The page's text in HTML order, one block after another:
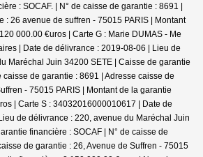
: SOCAF. | N° de caisse de garantie : 8691 |
: 26 avenue de suffren - 75015 PARIS | Montant
000.00 €uros | Carte G : Marie DUMAS - Me
| Date de délivrance : 2019-08-06 | Lieu de
Maréchal Juin 34200 SETE | Caisse de garantie
caisse de garantie : 8691 | Adresse caisse de
- 75015 PARIS | Montant de la garantie
| Carte S : 34032016000010617 | Date de
de délivrance : 220, avenue du Maréchal Juin
financière : SOCAF | N° de caisse de
de garantie : 26, Avenue de Suffren - 75015